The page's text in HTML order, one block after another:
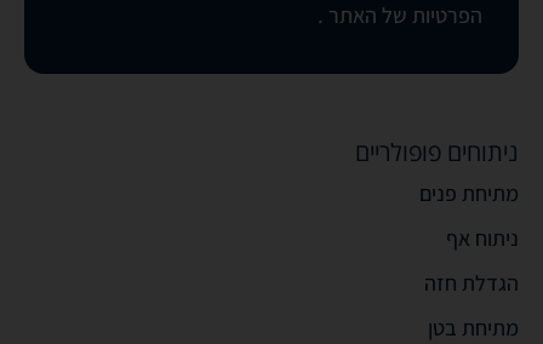
הפרטיות של האתר .
ניתוחים פופולריים
מתיחת פנים
ניתוח אף
הגדלת חזה
מתיחת בטן